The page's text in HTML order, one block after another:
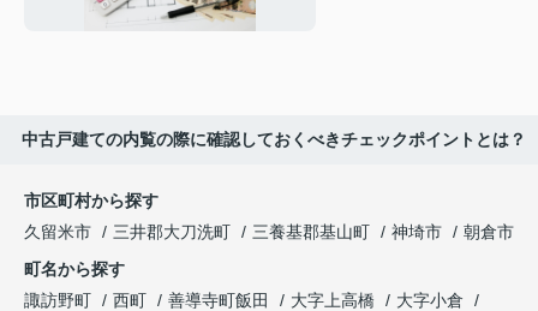
中古戸建ての内覧の際に確認しておくべきチェックポイントとは？
市区町村から探す
久留米市
三井郡大刀洗町 三養基郡基山町 神埼市
朝倉市
町名から探す
諏訪野町
西町 善導寺町飯田 大字上高橋
大字小倉